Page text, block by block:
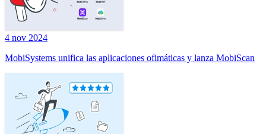
4 nov 2024
MobiSystems unifica las aplicaciones ofimáticas y lanza MobiScan